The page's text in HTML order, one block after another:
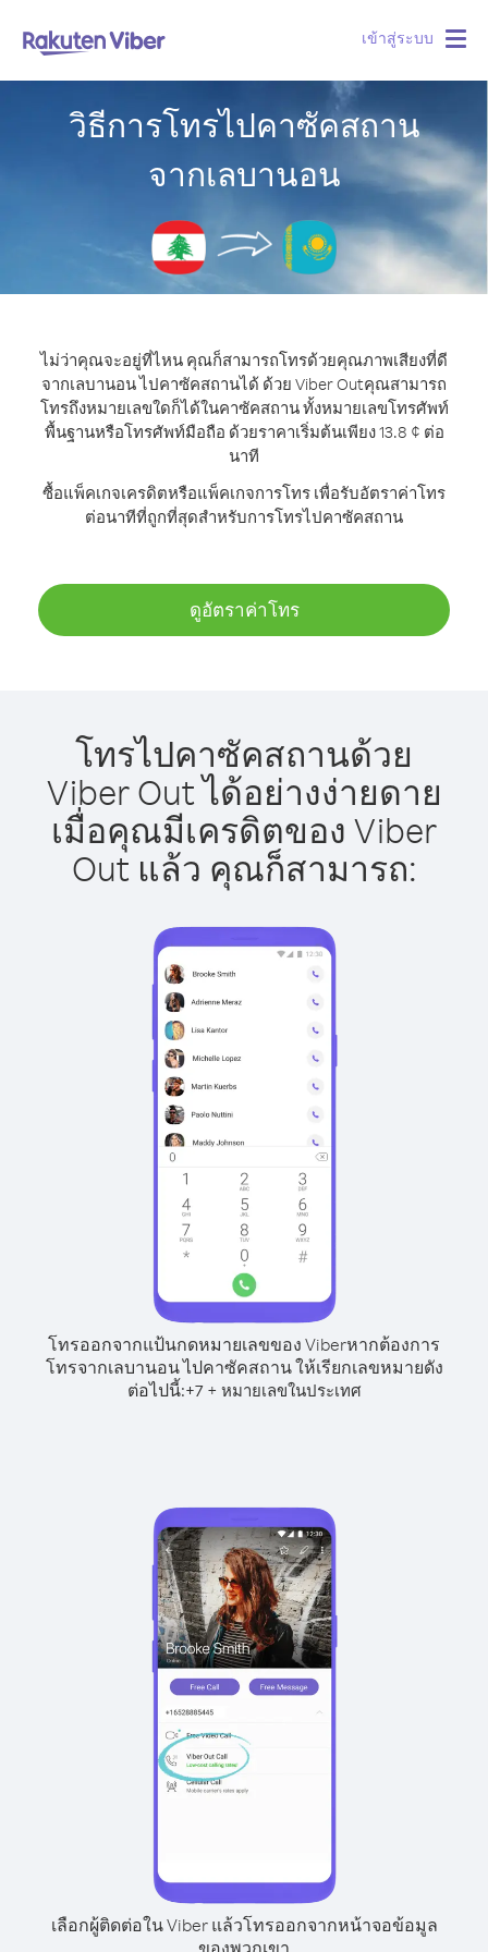
เข้าสู่ระบบ
วิธีการโทรไปคาซัคสถาน
จากเลบานอน
ไม่ว่าคุณจะอยู่ที่ไหน คุณก็สามารถโทรด้วยคุณภาพเสียงที่ดี
จากเลบานอน ไปคาซัคสถานได้ ด้วย Viber Outคุณสามารถ
โทรถึงหมายเลขใดก็ได้ในคาซัคสถาน ทั้งหมายเลขโทรศัพท์
พื้นฐานหรือโทรศัพท์มือถือ ด้วยราคาเริ่มต้นเพียง 13.8 ¢ ต่อ
นาที
ซื้อแพ็คเกจเครดิตหรือแพ็คเกจการโทร เพื่อรับอัตราค่าโทร
ต่อนาทีที่ถูกที่สุดสำหรับการโทรไปคาซัคสถาน
ดูอัตราค่าโทร
โทรไปคาซัคสถานด้วย
Viber Out ได้อย่างง่ายดาย
เมื่อคุณมีเครดิตของ Viber
Out แล้ว คุณก็สามารถ:
โทรออกจากแป้นกดหมายเลขของ Viberหากต้องการ
โทรจากเลบานอน ไปคาซัคสถาน ให้เรียกเลขหมายดัง
ต่อไปนี้:+7+ หมายเลขในประเทศ
เลือกผู้ติดต่อใน Viber แล้วโทรออกจากหน้าจอข้อมูล
ของพวกเขา